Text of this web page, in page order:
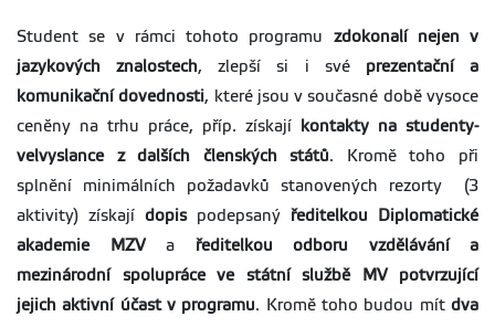
Student se v rámci tohoto programu zdokonalí nejen v
jazykových znalostech, zlepší si i své prezentační a
komunikační dovednosti, které jsou v současné době vysoce
ceněny na trhu práce, příp. získají
kontakty na studenty-
velvyslance z dalších členských států. Kromě toho při
splnění minimálních požadavků stanovených rezorty (3
aktivity) získají dopispodepsaný ředitelkou Diplomatické
akademie MZV a ředitelkou odboru vzdělávání a
mezinárodní spolupráce ve státní službě MV potvrzující
jejich aktivní účast v programu. Kromě toho budou mítdva